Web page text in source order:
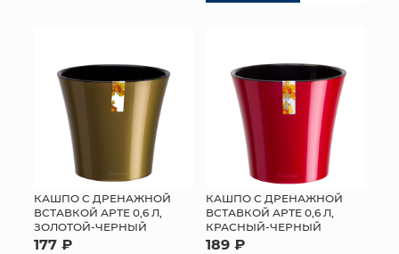
КАШПО С ДРЕНАЖНОЙ
ВСТАВКОЙ АРТЕ 0,6 Л,
ЗОЛОТОЙ-ЧЕРНЫЙ
177 ₽
КАШПО С ДРЕНАЖНОЙ
ВСТАВКОЙ АРТЕ 0,6 Л,
КРАСНЫЙ-ЧЕРНЫЙ
189 ₽